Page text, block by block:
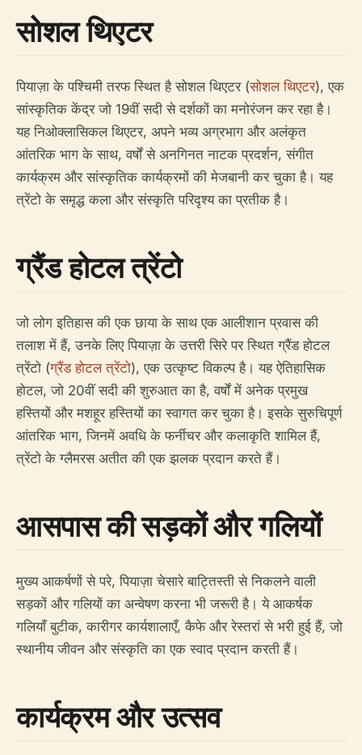
सोशल थिएटर
पियाज़ा के पश्चिमी तरफ स्थित है सोशल थिएटर (सोशल थिएटर), एक
सांस्कृतिक केंद्र जो 19वीं सदी से दर्शकों का मनोरंजन कर रहा है।
यह निओक्लासिकल थिएटर, अपने भव्य अग्रभाग और अलंकृत
आंतरिक भाग के साथ, वर्षों से अनगिनत नाटक प्रदर्शन, संगीत
कार्यक्रम और सांस्कृतिक कार्यक्रमों की मेजबानी कर चुका है। यह
त्रेंटो के समृद्ध कला और संस्कृति परिदृश्य का प्रतीक है।
ग्रैंड होटल त्रेंटो
जो लोग इतिहास की एक छाया के साथ एक आलीशान प्रवास की
तलाश में हैं, उनके लिए पियाज़ा के उत्तरी सिरे पर स्थित ग्रैंड होटल
त्रेंटो (ग्रैंड होटल त्रेंटो), एक उत्कृष्ट विकल्प है। यह ऐतिहासिक
होटल, जो 20वीं सदी की शुरुआत का है, वर्षों में अनेक प्रमुख
हस्तियों और मशहूर हस्तियों का स्वागत कर चुका है। इसके सुरुचिपूर्ण
आंतरिक भाग, जिनमें अवधि के फर्नीचर और कलाकृति शामिल हैं,
त्रेंटो के ग्लैमरस अतीत की एक झलक प्रदान करते हैं।
आसपास की सड़कों और गलियों
मुख्य आकर्षणों से परे, पियाज़ा चेसारे बाट्तिस्ती से निकलने वाली
सड़कों और गलियों का अन्वेषण करना भी जरूरी है। ये आकर्षक
गलियाँ बुटीक, कारीगर कार्यशालाएँ, कैफे और रेस्तरां से भरी हुई हैं, जो
स्थानीय जीवन और संस्कृति का एक स्वाद प्रदान करती हैं।
कार्यक्रम और उत्सव